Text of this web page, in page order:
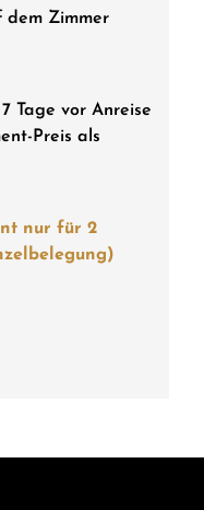
dem Zimmer
Tage vor Anreise
Preis als
nur für 2